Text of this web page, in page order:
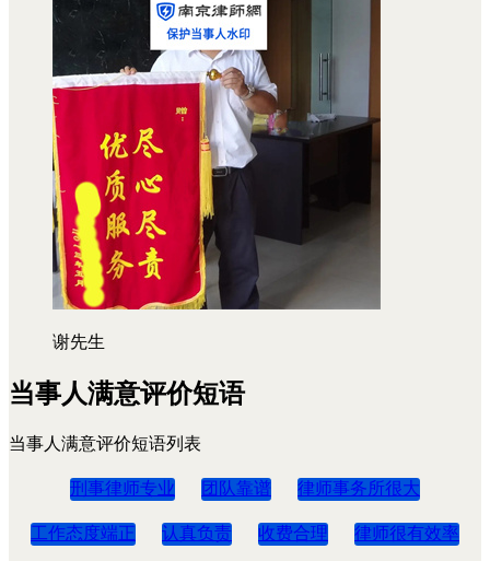
谢先生
当事人满意评价短语
当事人满意评价短语列表
刑事律师专业 团队靠谱 律师事务所很大
工作态度端正 认真负责 收费合理 律师很有效率